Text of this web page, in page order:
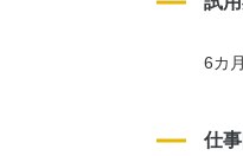
6カ
仕